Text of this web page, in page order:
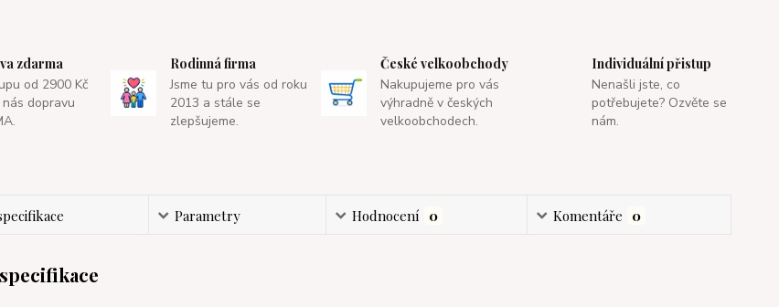
zdarma
od 2900 Kč
dopravu
Rodinná firma
Jsme tu pro vás od roku
2013 a stále se
zlepšujeme.
České velkoobchody
Nakupujeme pro vás
výhradně v českých
velkoobchodech.
Individuální přistup
Nenašli jste, co
potřebujete? Ozvěte se
nám.
Parametry Hodnocení 0 Komentáře 0